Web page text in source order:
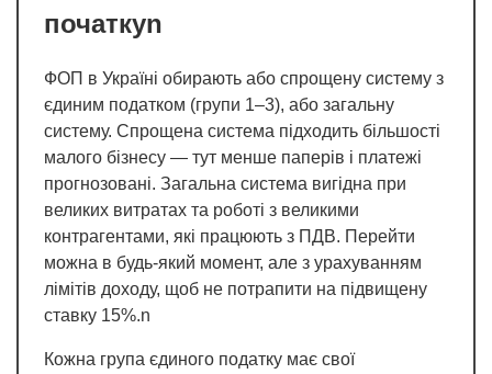
початкуn
ФОП в Україні обирають або спрощену систему з
єдиним податком (групи 1–3), або загальну
систему. Спрощена система підходить більшості
малого бізнесу — тут менше паперів і платежі
прогнозовані. Загальна система вигідна при
великих витратах та роботі з великими
контрагентами, які працюють з ПДВ. Перейти
можна в будь-який момент, але з урахуванням
лімітів доходу, щоб не потрапити на підвищену
ставку 15%.n
Кожна група єдиного податку має свої